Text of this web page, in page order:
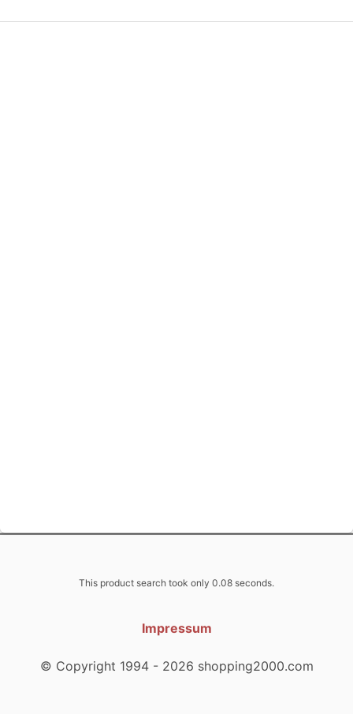
This product search took only 0.08 seconds.
Impressum
© Copyright 1994 - 2026 shopping2000.com